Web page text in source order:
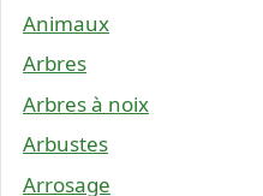
Animaux
Arbres
Arbres à noix
Arbustes
Arrosage